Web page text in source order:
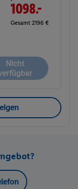
1098.-
Gesamt 2196 €
Nicht